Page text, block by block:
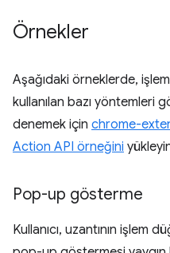
Örnekler
Aşağıdaki örneklerde,
kullanılan bazı yöntemleri
denemek için chrome-
Action API örneğini
Pop-up gösterme
Kullanıcı, uzantının işlem